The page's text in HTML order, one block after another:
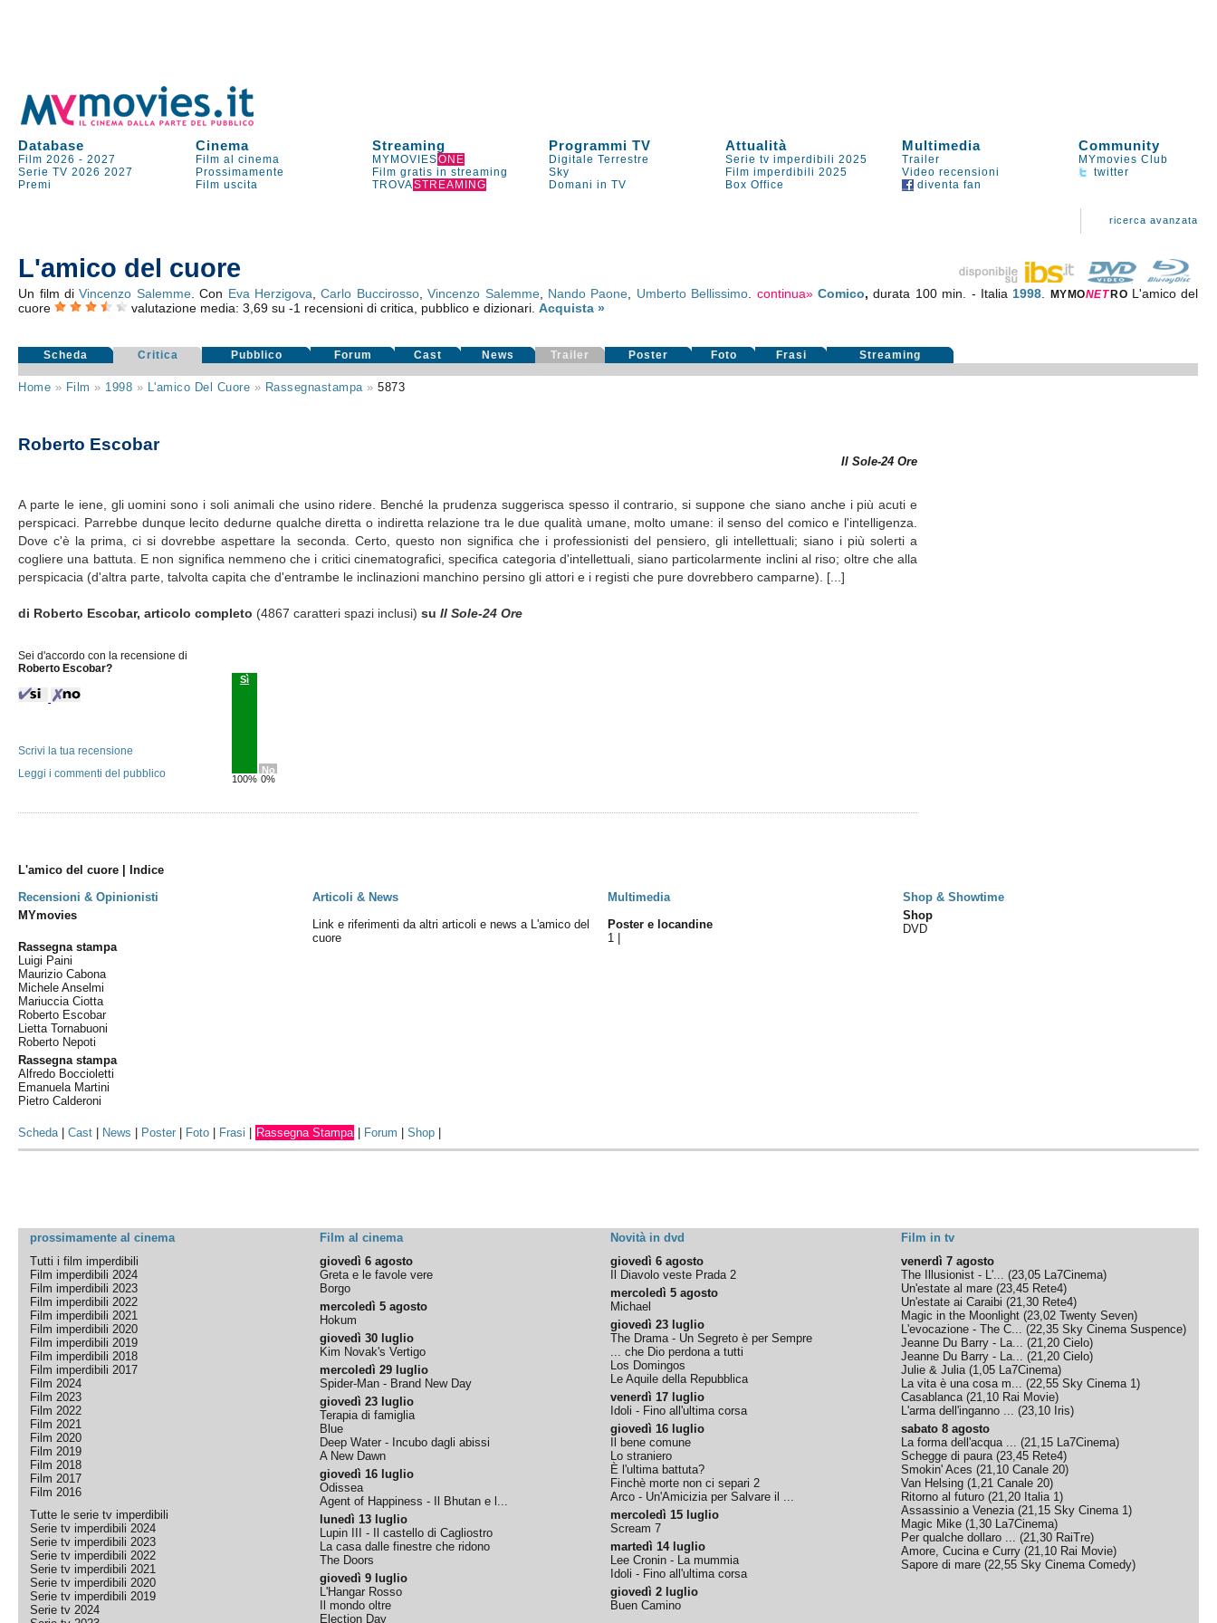
Database Cinema Streaming Programmi TV Attualità Multimedia Community
Film 2026 -2027 Film al cinema MYMOVIESONE Digitale Terrestre Serie tv imperdibili 2025 Trailer
MYmovies Club
Serie TV 2026 2027 Prossimamente Film gratis in streaming Sky Film imperdibili 2025 Video recensioni
twitter
Premi
Film uscita TROVASTREAMING Domani in TV Box Office diventa fan
ricerca avanzata
L'amico del cuore
Un film diVincenzo Salemme. Con Eva Herzigova ,Carlo Buccirosso,Vincenzo Salemme, Nando Paone Umberto Bellissimo continua» Comico,durata 100 min. - Italia 1998 MYMONET RO L'amico del
cuore
valutazione media:3,69 su-1 recensioni di critica, pubblico e dizionari.Acquista »
Scheda Critica Pubblico Forum Cast News Trailer Poster Foto Frasi Streaming
Home » Film » 1998 » L'amico Del Cuore » Rassegnastampa»5873
Roberto Escobar
Il Sole-24 Ore
A parte le iene, gli uomini sono i soli animali che usino ridere. Benché la prudenza suggerisca spesso il contrario, si suppone che siano anche i più acuti e
perspicaci. Parrebbe dunque lecito dedurne qualche diretta o indiretta relazione tra le due qualità umane, molto umane: il senso del comico e l'intelligenza.
Dove c'è la prima, ci si dovrebbe aspettare la seconda. Certo, questo non significa che i professionisti del pensiero, gli intellettuali; siano i più solerti a
cogliere una battuta. E non significa nemmeno che i critici cinematografici, specifica categoria d'intellettuali, siano particolarmente inclini al riso; oltre che alla
perspicacia (d'altra parte, talvolta capita che d'entrambe le inclinazioni manchino persino gli attori e i registi che pure dovrebbero camparne). [...]
di Roberto Escobar, articolo completo (4867 caratteri spazi inclusi)suIl Sole-24 Ore
Sei d'accordo con la recensione di
Roberto Escobar?
Sì
100%
No
0%
Scrivi la tua recensione
Leggi i commenti del pubblico
L'amico del cuore | Indice
Recensioni & Opinionisti
Articoli & News Multimedia
Shop & Showtime
MYmovies
Rassegna stampa
Luigi Paini
Maurizio Cabona
Michele Anselmi
Mariuccia Ciotta
Roberto Escobar
Lietta Tornabuoni
Roberto Nepoti
Rassegna stampa
Alfredo Boccioletti
Emanuela Martini
Pietro Calderoni
Link e riferimenti da altri articoli e news a L'amico del
cuore
Poster e locandine
1
Shop
DVD
Scheda|Cast News Poster Foto Frasi Rassegna Stampa Forum |Shop
prossimamente al cinema Film al cinema Novità in dvd
Film in tv
Tutti i film imperdibili
Film imperdibili 2024
Film imperdibili 2023
Film imperdibili 2022
Film imperdibili 2021
Film imperdibili 2020
Film imperdibili 2019
Film imperdibili 2018
Film imperdibili 2017
Film 2024
Film 2023
Film 2022
Film 2021
Film 2020
Film 2019
Film 2018
Film 2017
Film 2016
Tutte le serie tv imperdibili
Serie tv imperdibili 2024
Serie tv imperdibili 2023
Serie tv imperdibili 2022
Serie tv imperdibili 2021
Serie tv imperdibili 2020
Serie tv imperdibili 2019
Serie tv 2024
giovedì 6 agosto
Greta e le favole vere
Borgo
mercoledì 5 agosto
Hokum
giovedì 30 luglio
Kim Novak's Vertigo
mercoledì 29 luglio
Spider-Man - Brand New Day
giovedì 23 luglio
Terapia di famiglia
Blue
Deep Water - Incubo dagli abissi
A New Dawn
giovedì 16 luglio
Odissea
Agent of Happiness - Il Bhutan e l...
lunedì 13 luglio
Lupin III - Il castello di Cagliostro
La casa dalle finestre che ridono
The Doors
giovedì 9 luglio
L'Hangar Rosso
Il mondo oltre
Election Day
giovedì 6 agosto
Il Diavolo veste Prada 2
mercoledì 5 agosto
Michael
giovedì 23 luglio
The Drama - Un Segreto è per Sempre
... che Dio perdona a tutti
Los Domingos
Le Aquile della Repubblica
venerdì 17 luglio
Idoli - Fino all'ultima corsa
giovedì 16 luglio
Il bene comune
Lo straniero
È l'ultima battuta?
Finchè morte non ci separi 2
Arco - Un'Amicizia per Salvare il ...
mercoledì 15 luglio
Scream 7
martedì 14 luglio
Lee Cronin - La mummia
Idoli - Fino all'ultima corsa
giovedì 2 luglio
Buen Camino
venerdì 7 agosto
The Illusionist - L'... (23,05 La7Cinema)
Un'estate al mare (23,45 Rete4)
Un'estate ai Caraibi (21,30 Rete4)
Magic in the Moonlight (23,02 Twenty Seven)
L'evocazione - The C... (22,35 Sky Cinema Suspence)
Jeanne Du Barry - La... (21,20 Cielo)
Jeanne Du Barry - La... (21,20 Cielo)
Julie & Julia(1,05 La7Cinema)
La vita è una cosa m... (22,55 Sky Cinema 1)
Casablanca(21,10 Rai Movie)
L'arma dell'inganno ... (23,10 Iris)
sabato 8 agosto
La forma dell'acqua ... (21,15 La7Cinema)
Schegge di paura(23,45 Rete4)
Smokin' Aces (21,10 Canale 20)
Van Helsing (1,21 Canale 20)
Ritorno al futuro (21,20 Italia 1)
Assassinio a Venezia(21,15 Sky Cinema 1)
Magic Mike (1,30 La7Cinema)
Per qualche dollaro ... (21,30 RaiTre)
Amore, Cucina e Curry (21,10 Rai Movie)
Sapore di mare (22,55 Sky Cinema Comedy)